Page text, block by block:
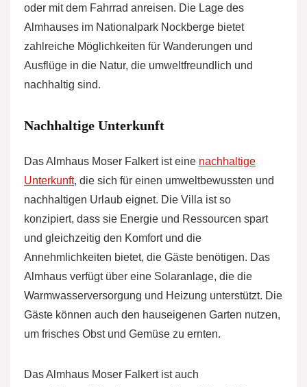
oder mit dem Fahrrad anreisen. Die Lage des
Almhauses im Nationalpark Nockberge bietet
zahlreiche Möglichkeiten für Wanderungen und
Ausflüge in die Natur, die umweltfreundlich und
nachhaltig sind.
Nachhaltige Unterkunft
Das Almhaus Moser Falkert ist eine nachhaltige
Unterkunft, die sich für einen umweltbewussten und
nachhaltigen Urlaub eignet. Die Villa ist so
konzipiert, dass sie Energie und Ressourcen spart
und gleichzeitig den Komfort und die
Annehmlichkeiten bietet, die Gäste benötigen. Das
Almhaus verfügt über eine Solaranlage, die die
Warmwasserversorgung und Heizung unterstützt. Die
Gäste können auch den hauseigenen Garten nutzen,
um frisches Obst und Gemüse zu ernten.
Das Almhaus Moser Falkert ist auch